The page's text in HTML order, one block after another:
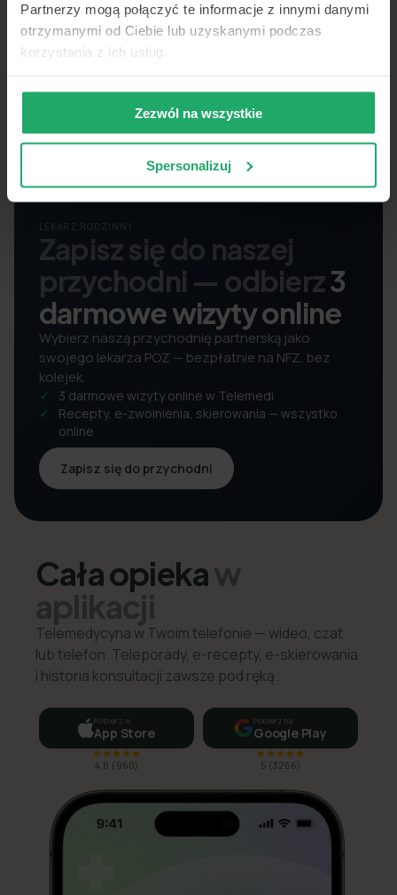
Partnerzy mogą połączyć te informacje z innymi danymi
otrzymanymi od Ciebie lub uzyskanymi podczas
korzystania z ich usług.
Zezwól na wszystkie
Spersonalizuj
LEKARZ RODZINNY
Zapisz się do naszej
przychodni — odbierz3
darmowe wizyty online
Wybierz naszą przychodnię partnerską jako
swojego lekarza POZ — bezpłatnie na NFZ, bez
kolejek.
3 darmowe wizyty online w Telemedi
Recepty, e-zwolnienia, skierowania — wszystko
online
Zapisz się do przychodni
Cała opiekaw
aplikacji
Telemedycyna w Twoim telefonie — wideo, czat
lub telefon. Teleporady, e-recepty, e-skierowania
i historia konsultacji zawsze pod ręką.
Pobierz w
App Store
4,8 ( 960)
Pobierz na
Google Play
5 (3266)